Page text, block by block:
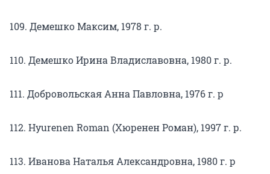
109. Демешко Максим, 1978 г. р.
110. Демешко Ирина Владиславовна, 1980 г. р.
111. Добровольская Анна Павловна, 1976 г. р
112. Hyurenen Roman (Хюренен Роман), 1997 г. р.
113. Иванова Наталья Александровна, 1980 г. р